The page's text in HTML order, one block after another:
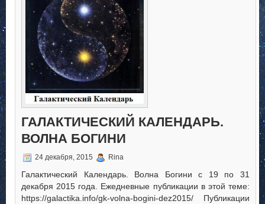
ГАЛАКТИЧЕСКИЙ КАЛЕНДАРЬ.
ВОЛНА БОГИНИ
24 декабря, 2015 Rina
Галактический Календарь. Волна Богини с 19 по 31
декабря 2015 года. Ежедневные публикации в этой теме:
https://galactika.info/gk-volna-bogini-dez2015/ Публикации